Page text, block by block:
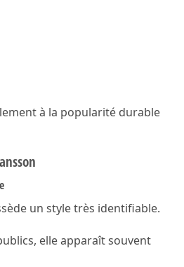
à la popularité durable
un style très identifiable.
elle apparaît souvent